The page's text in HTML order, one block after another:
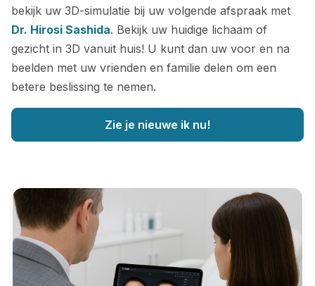
bekijk uw 3D-simulatie bij uw volgende afspraak met
Dr. Hirosi Sashida. Bekijk uw huidige lichaam of
gezicht in 3D vanuit huis! U kunt dan uw voor en na
beelden met uw vrienden en familie delen om een
betere beslissing te nemen.
Zie je nieuwe ik nu!